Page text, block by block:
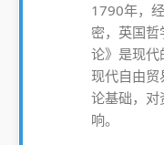
1790年，
密，英国
论》是现代
现代自由
论基础，对
响。